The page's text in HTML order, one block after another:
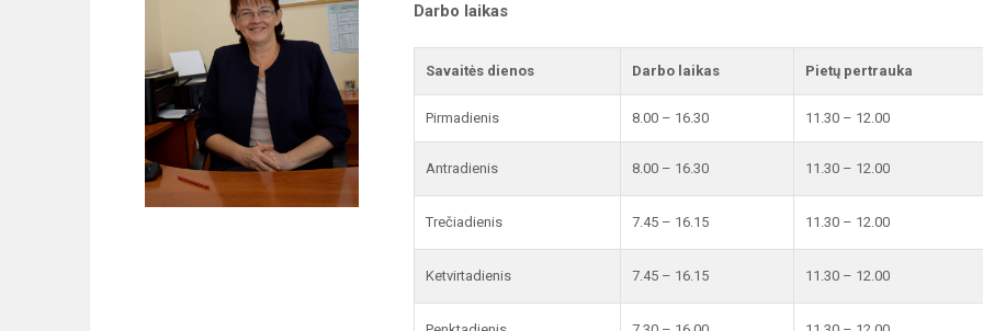
Darbo laikas
Savaitės dienos Darbo laikas Pietų pertrauka
Pirmadienis 8.00 – 16.30 11.30 – 12.00
Antradienis 8.00 – 16.30 11.30 – 12.00
Trečiadienis 7.45 – 16.15 11.30 – 12.00
Ketvirtadienis 7.45 – 16.15 11.30 – 12.00